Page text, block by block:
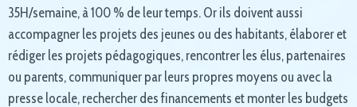
35H/semaine, à 100 % de leur temps. Or ils doivent aussi
accompagner les projets des jeunes ou des habitants, élaborer et
rédiger les projets pédagogiques, rencontrer les élus, partenaires
ou parents, communiquer par leurs propres moyens ou avec la
presse locale, rechercher des financements et monter les budgets